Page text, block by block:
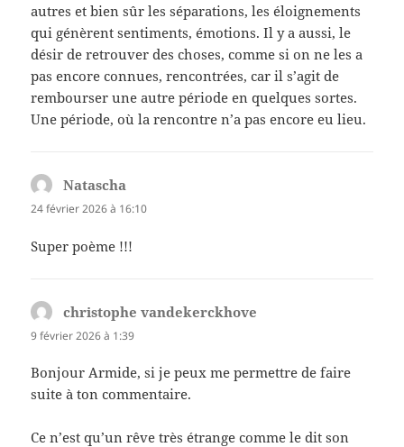
autres et bien sûr les séparations, les éloignements
qui génèrent sentiments, émotions. Il y a aussi, le
désir de retrouver des choses, comme si on ne les a
pas encore connues, rencontrées, car il s’agit de
rembourser une autre période en quelques sortes.
Une période, où la rencontre n’a pas encore eu lieu.
Natascha
24 février 2026 à 16:10
Super poème !!!
christophe vandekerckhove
9 février 2026 à 1:39
Bonjour Armide, si je peux me permettre de faire
suite à ton commentaire.
Ce n’est qu’un rêve très étrange comme le dit son